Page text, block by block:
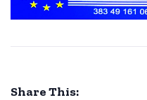
Share This: